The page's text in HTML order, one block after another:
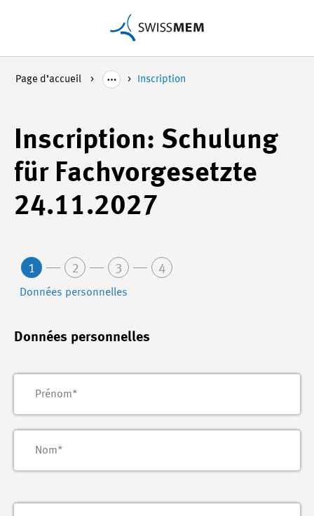
Page d’accueil Inscription
Inscription: Schulung
für Fachvorgesetzte
24.11.2027
1 2 3 4
Données personnelles
Données personnelles